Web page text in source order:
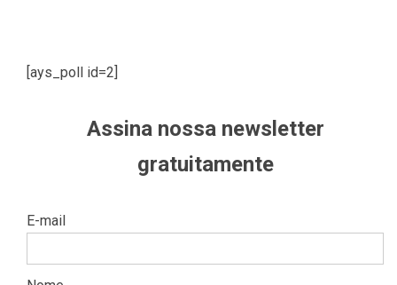
[ays_poll id=2]
Assina nossa newsletter
gratuitamente
E-mail